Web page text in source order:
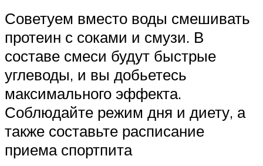
Советуем вместо воды смешивать
протеин с соками и смузи. В
составе смеси будут быстрые
углеводы, и вы добьетесь
максимального эффекта.
Соблюдайте режим дня и диету, а
также составьте расписание
приема спортпита